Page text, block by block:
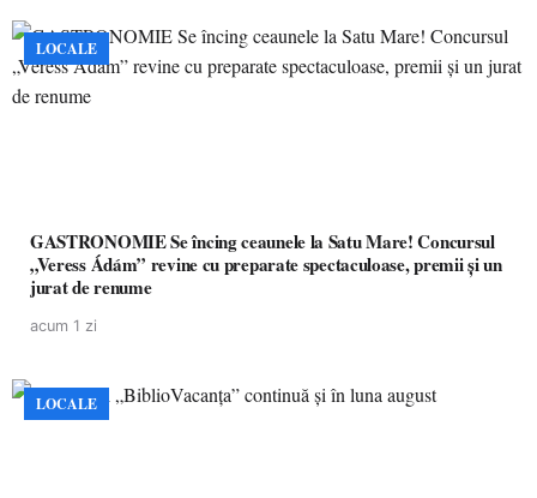
LOCALE
GASTRONOMIE Se încing ceaunele la Satu Mare! Concursul
„Veress Ádám” revine cu preparate spectaculoase, premii și un
jurat de renume
acum 1 zi
LOCALE